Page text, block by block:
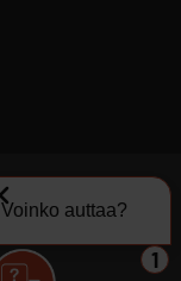
Voinko auttaa?
1